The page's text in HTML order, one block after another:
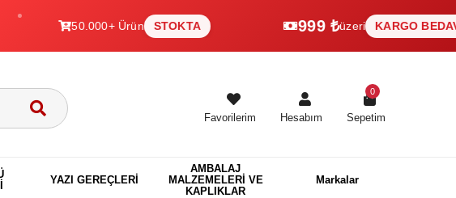
50.000+ Ürün STOKTA 999 ₺üzeri KARGO BEDAVA
Favorilerim Hesabım Sepetim
0
YAZI GEREÇLERİ
AMBALAJ
MALZEMELERİ VE
KAPLIKLAR
Markalar